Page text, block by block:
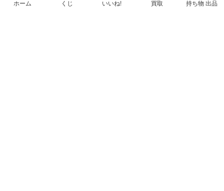
ホーム くじ いいね! 買取 持ち物 出品